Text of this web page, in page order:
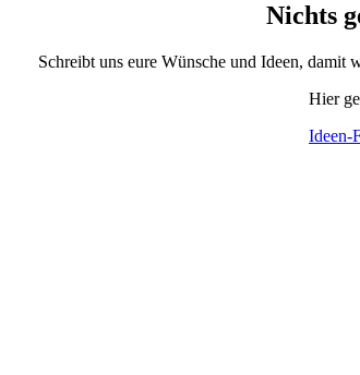
Nichts
Schreibt uns eure Wünsche und Ideen, damit
Hier
Ideen-